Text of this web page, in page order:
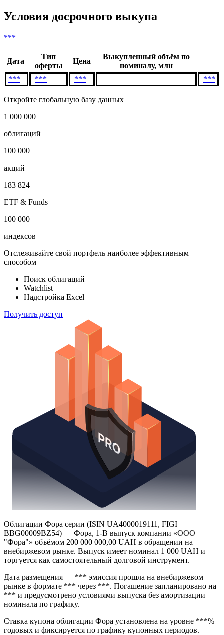
Условия досрочного выкупа
***
Дата
Тип
оферты
Цена
Выкупленный объём по
номиналу, млн
***
*** *** ***
Откройте глобальную базу данных
1 000 000
облигаций
100 000
акций
183 824
ETF & Funds
100 000
индексов
Отслеживайте свой портфель наиболее эффективным
способом
Поиск облигаций
Watchlist
Надстройка Excel
Получить доступ
Облигации Фора серии (ISIN UA4000019111, FIGI
BBG00009BZ54) — Фора, 1-В выпуск компании «ООО
"Фора"» объёмом 200 000 000,00 UAH в обращении на
внебиржевом рынке. Выпуск имеет номинал 1 000 UAH и
торгуется как самостоятельный долговой инструмент.
Дата размещения — *** эмиссия прошла на внебиржевом
рынке в формате *** через ***. Погашение запланировано на
*** и предусмотрено условиями выпуска без амортизации
номинала по графику.
Ставка купона облигации Фора установлена на уровне ***%
годовых и фиксируется по графику купонных периодов.